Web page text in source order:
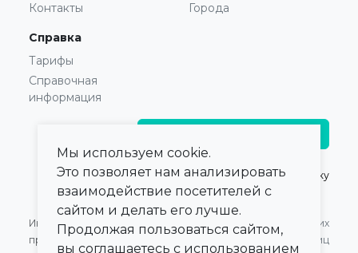
Контакты
Города
Справка
Тарифы
Справочная
информация
© 2021 — 2026,ПроКлинику
Информация,
представленная на сайте,
Оферта для Юридических
лиц
Мы используем cookie.
Это позволяет нам анализировать
взаимодействие посетителей с
сайтом и делать его лучше.
Продолжая пользоваться сайтом,
вы соглашаетесь с использованием